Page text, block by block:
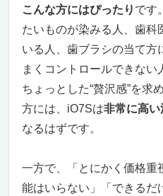
こんな方にはぴったり です
たいものが染みる人、歯科
いる人、歯ブラシの当て方
まくコントロールできない
ちょっとした“贅沢感”を求
方には、iO7Sは非常に高
なるはずです。
一方で、「とにかく価格重
能はいらない」「できるだ